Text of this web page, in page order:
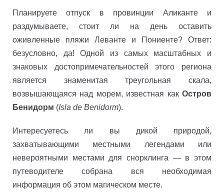
Планируете отпуск в провинции Аликанте и
раздумываете, стоит ли на день оставить
оживленные пляжи Леванте и Пониенте? Ответ:
безусловно, да! Одной из самых масштабных и
знаковых достопримечательностей этого региона
является знаменитая треугольная скала,
возвышающаяся над морем, известная как Остров
Бенидорм (Isla de Benidorm).
Интересуетесь ли вы дикой природой,
захватывающими местными легендами или
невероятными местами для снорклинга — в этом
путеводителе собрана вся необходимая
информация об этом магическом месте.